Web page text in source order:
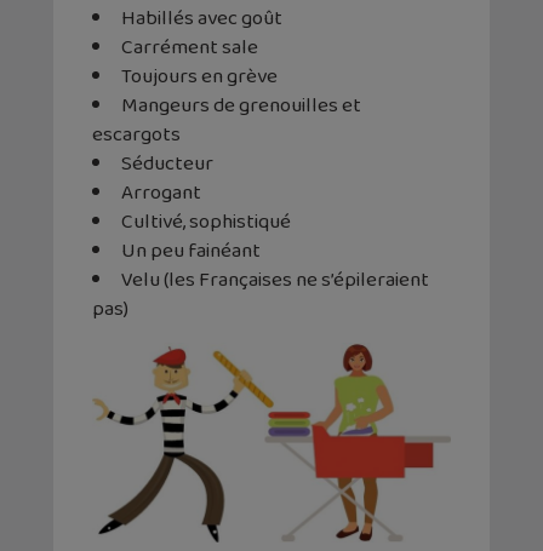
Habillés avec goût
Carrément sale
Toujours en grève
Mangeurs de grenouilles et
escargots
Séducteur
Arrogant
Cultivé, sophistiqué
Un peu fainéant
Velu (les Françaises ne s’épileraient
pas)